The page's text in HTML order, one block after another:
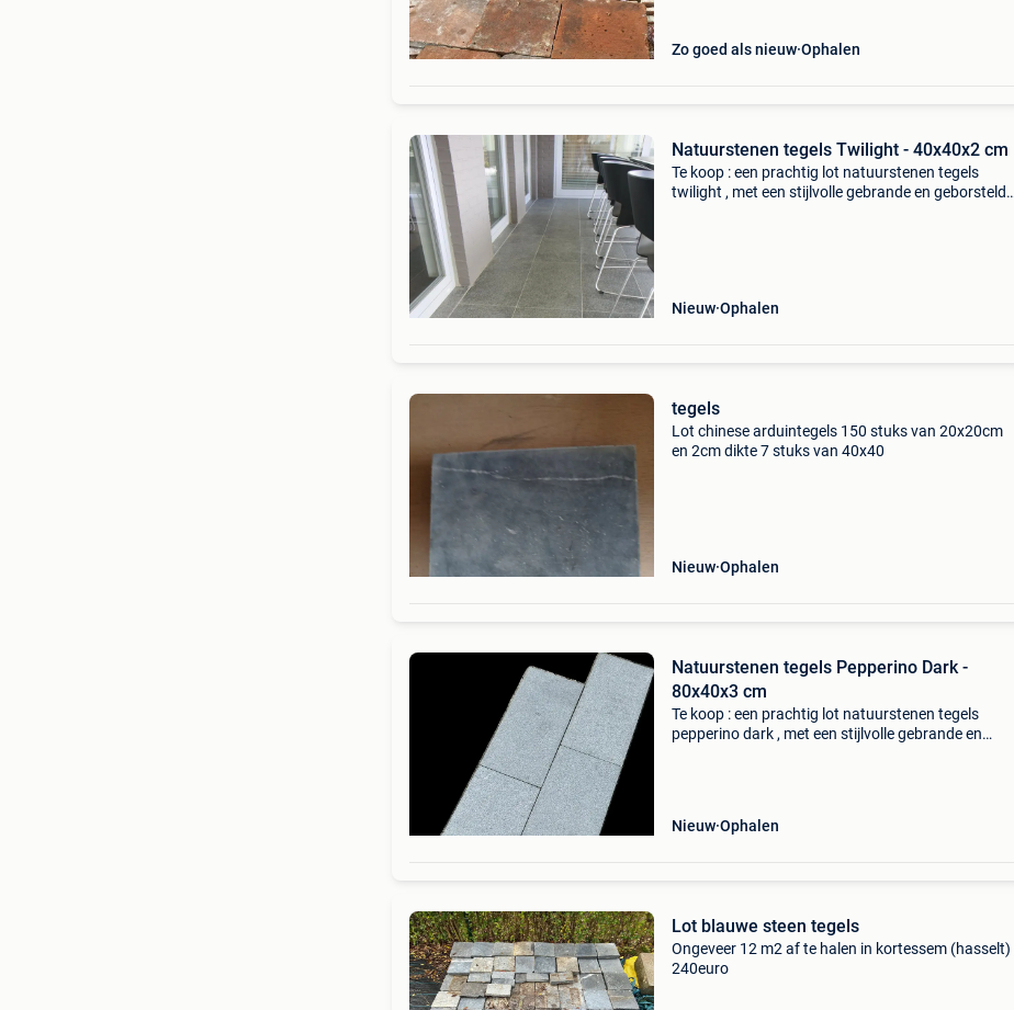
Zo goed als nieuw Ophalen
Natuurstenen tegels Twilight - 40x40x2 cm
Te koop : een prachtig lot natuurstenen tegels
twilight , met een stijlvolle gebrande en geborstelde
Nieuw Ophalen
tegels
Lot chinese arduintegels 150 stuks van 20x20cm
en 2cm dikte 7 stuks van 40x40
Nieuw Ophalen
Natuurstenen tegels Pepperino Dark -
80x40x3 cm
Te koop : een prachtig lot natuurstenen tegels
pepperino dark , met een stijlvolle gebrande en
Nieuw Ophalen
Lot blauwe steen tegels
Ongeveer 12 m2 af te halen in kortessem (hasselt)
240euro